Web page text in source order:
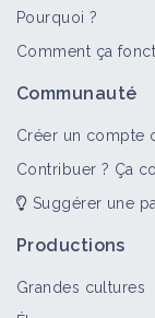
Pourquoi ?
Comment ça
Communauté
Créer un compte
Contribuer ? Ça
Suggérer une
Productions
Grandes cultures